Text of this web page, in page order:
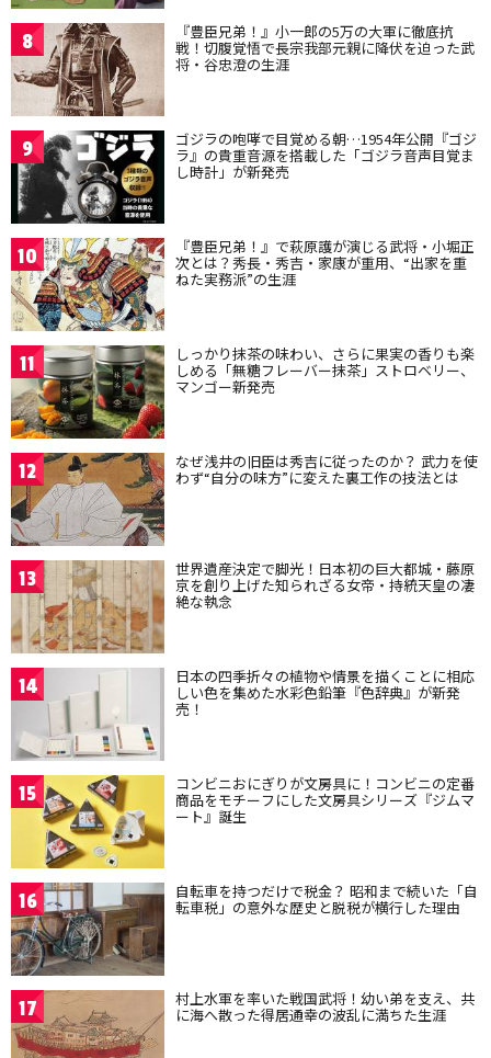
8 『豊臣兄弟！』小一郎の5万の大軍に徹底抗
戦！切腹覚悟で長宗我部元親に降伏を迫った武
将・谷忠澄の生涯
9 ゴジラの咆哮で目覚める朝…1954年公開『ゴジ
ラ』の貴重音源を搭載した「ゴジラ音声目覚ま
し時計」が新発売
10 『豊臣兄弟！』で萩原護が演じる武将・小堀正
次とは？秀長・秀吉・家康が重用、“出家を重
ねた実務派”の生涯
11 しっかり抹茶の味わい、さらに果実の香りも楽
しめる「無糖フレーバー抹茶」ストロベリー、
マンゴー新発売
12 なぜ浅井の旧臣は秀吉に従ったのか？ 武力を使
わず“自分の味方”に変えた裏工作の技法とは
13 世界遺産決定で脚光！日本初の巨大都城・藤原
京を創り上げた知られざる女帝・持統天皇の凄
絶な執念
14 日本の四季折々の植物や情景を描くことに相応
しい色を集めた水彩色鉛筆『色辞典』が新発
売！
15 コンビニおにぎりが文房具に！コンビニの定番
商品をモチーフにした文房具シリーズ『ジムマ
ート』誕生
16 自転車を持つだけで税金？ 昭和まで続いた「自
転車税」の意外な歴史と脱税が横行した理由
17 村上水軍を率いた戦国武将！幼い弟を支え、共
に海へ散った得居通幸の波乱に満ちた生涯